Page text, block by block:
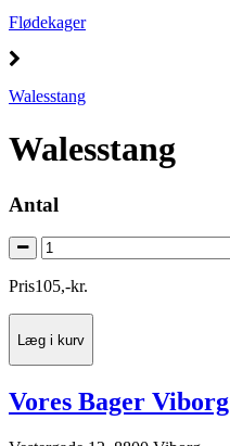
Flødekager
Walesstang
Walesstang
Antal
Pris105,-kr.
Læg i kurv
Vores Bager Viborg